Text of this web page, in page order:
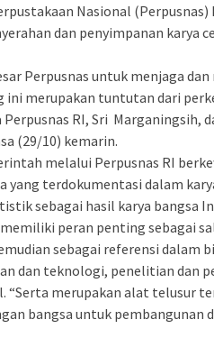
Nasional (Perpusnas)
dan penyimpanan karya
Perpusnas untuk menjaga
ini merupakan tuntutan dari
RI, Sri Marganingsih,
(29/10) kemarin.
melalui Perpusnas RI
yang terdokumentasi dalam
sebagai hasil karya bangsa
peran penting sebagai
sebagai referensi dalam
dan teknologi, penelitian dan
“Serta merupakan alat telusur
bangsa untuk pembangunan